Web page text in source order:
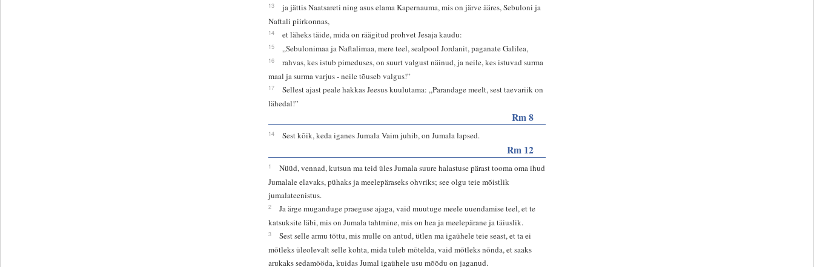
13
ja jättis Naatsareti ning asus elama Kapernauma, mis on järve ääres, Sebuloni ja
Naftali piirkonnas,
14 et läheks täide, mida on räägitud prohvet Jesaja kaudu:
15 „Sebulonimaa ja Naftalimaa, mere teel, sealpool Jordanit, paganate Galilea,
16
rahvas, kes istub pimeduses, on suurt valgust näinud, ja neile, kes istuvad surma
maal ja surma varjus - neile tõuseb valgus!”
17
Sellest ajast peale hakkas Jeesus kuulutama: „Parandage meelt, sest taevariik on
lähedal!”
Rm 8
14 Sest kõik, keda iganes Jumala Vaim juhib, on Jumala lapsed.
Rm 12
1
Nüüd, vennad, kutsun ma teid üles Jumala suure halastuse pärast tooma oma ihud
Jumalale elavaks, pühaks ja meelepäraseks ohvriks; see olgu teie mõistlik
jumalateenistus.
2
Ja ärge muganduge praeguse ajaga, vaid muutuge meele uuendamise teel, et te
katsuksite läbi, mis on Jumala tahtmine, mis on hea ja meelepärane ja täiuslik.
3
Sest selle armu tõttu, mis mulle on antud, ütlen ma igaühele teie seast, et ta ei
mõtleks üleolevalt selle kohta, mida tuleb mõtelda, vaid mõtleks nõnda, et saaks
arukaks sedamööda, kuidas Jumal igaühele usu mõõdu on jaganud.